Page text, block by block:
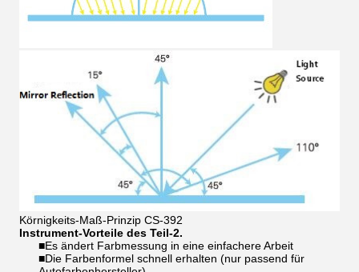
Körnigkeits-Maß-Prinzip CS-392
Instrument-Vorteile des Teil-2.
■Es ändert Farbmessung in eine einfachere Arbeit
■Die Farbenformel schnell erhalten (nur passend für